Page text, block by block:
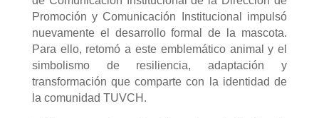
Promoción y Comunicación Institucional impulsó
nuevamente el desarrollo formal de la mascota.
Para ello, retomó a este emblemático animal y el
simbolismo de resiliencia, adaptación y
transformación que comparte con la identidad de
la comunidad TUVCH.